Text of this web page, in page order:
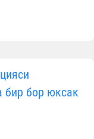
бир бор юксак